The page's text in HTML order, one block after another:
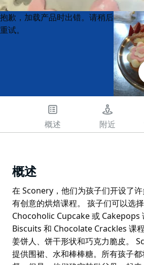
Product
List
Product
List
抱歉，加载产品时出错。请稍后
重试。
概述 附近
概述
在 Sconery，他们为孩子们开设了
有创意的烘焙课程。 孩子们可以选
Chocoholic Cupcake 或 Cakepops
Biscuits 和 Chocolate Crackles 课程
姜饼人、饼干形状和巧克力脆皮。
提供围裙、水和棒棒糖。所有孩子